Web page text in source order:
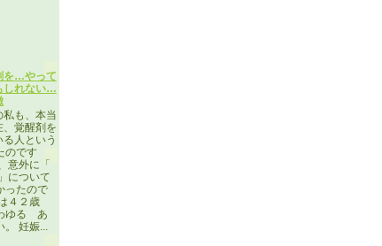
を…やって
しれない…
私も、本当
、覚醒剤を
人という
のです
意外に「
について
ったので
４２歳
ゆる あ
妊娠...